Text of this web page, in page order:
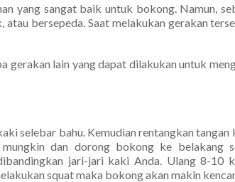
yang sangat baik untuk bokong. Namun,
bersepeda. Saat melakukan gerakan
gerakan lain yang dapat dilakukan untuk
selebar bahu. Kemudian rentangkan tangan
dan dorong bokong ke belakang
jari-jari kaki Anda. Ulang 8-10
squat maka bokong akan makin